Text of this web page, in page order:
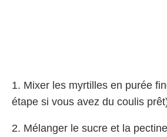
1. Mixer les myrtilles en purée
étape si vous avez du coulis
2. Mélanger le sucre et la